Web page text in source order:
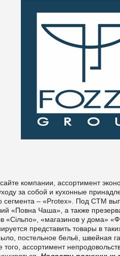
компании, ассортимент
за собой и кухонные
сегмента – «Protex». Под СТМ
«Повна Чаша», а также
«Сільпо», «магазинов у дома»
представить товары в
постельное бельё, швейная
ассортимент